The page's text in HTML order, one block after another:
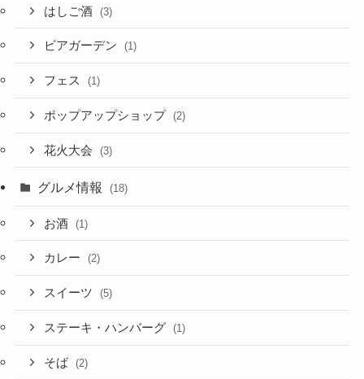
はしご酒 (3)
ビアガーデン (1)
フェス (1)
ポップアップショップ (2)
花火大会 (3)
グルメ情報 (18)
お酒 (1)
カレー (2)
スイーツ (5)
ステーキ・ハンバーグ (1)
そば (2)